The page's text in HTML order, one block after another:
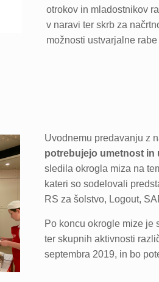
otrokov in mladostnikov
v naravi ter skrb za
možnosti ustvarjalne
Uvodnemu predavanju z
potrebujejo umetnost in
sledila okrogla miza na
kateri so sodelovali
RS za šolstvo, Logout,
Po koncu okrogle mize je
ter skupnih aktivnosti
septembra 2019, in bo